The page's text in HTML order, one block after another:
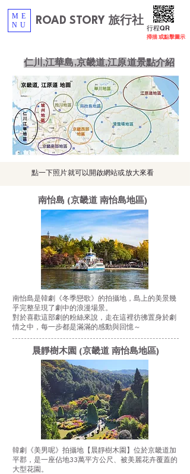
ME
NU
ROAD STORY 旅行社
​行程QR
掃描 或點擊圖示
仁川,江華島,京畿道,江原道景點介紹
​點一下照片就可以開啟網站或放大來看
南怡島 (京畿道 南怡島地區)
南怡島是韓劇《冬季戀歌》的拍攝地，島上的美景幾
乎完整呈現了劇中的浪漫場景。
對於喜歡這部劇的粉絲來說，走在這裡彷彿置身於劇
情之中，每一步都是滿滿的感動與回憶～
晨靜樹木園 (京畿道 南怡島地區)
韓劇《美男呢》拍攝地【晨靜樹木園】位於京畿道加
平郡，是一座佔地33萬平方公尺、被美麗花卉覆蓋的
大型花園。